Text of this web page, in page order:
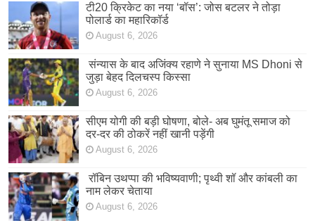
टी20 क्रिकेट का नया ‘बॉस’: जोस बटलर ने तोड़ा
पोलार्ड का महारिकॉर्ड
August 6, 2026
संन्यास के बाद अजिंक्‍य रहाणे ने सुनाया MS Dhoni से
जुड़ा बेहद दिलचस्प किस्सा
August 6, 2026
सीएम योगी की बड़ी घोषणा, बोले- अब घुमंतू समाज को
दर-दर की ठोकरें नहीं खानी पड़ेंगी
August 6, 2026
रॉबिन उथप्पा की भविष्यवाणी; पृथ्वी शॉ और कांबली का
नाम लेकर चेताया
August 6, 2026